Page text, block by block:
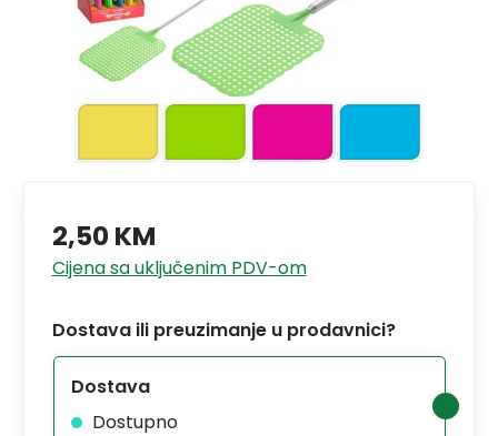
2,50 KM
Cijena sa uključenim PDV-om
Dostava ili preuzimanje u prodavnici?
Dostava
Dostupno